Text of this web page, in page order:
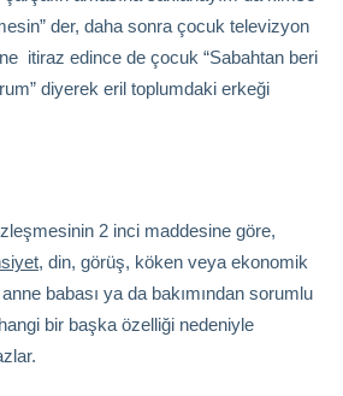
der, daha sonra çocuk televizyon
itiraz edince de çocuk “Sabahtan beri
diyerek eril toplumdaki erkeği
2 inci maddesine göre,
, din, görüş, köken veya ekonomik
babası ya da bakımından sorumlu
bir başka özelliği nedeniyle